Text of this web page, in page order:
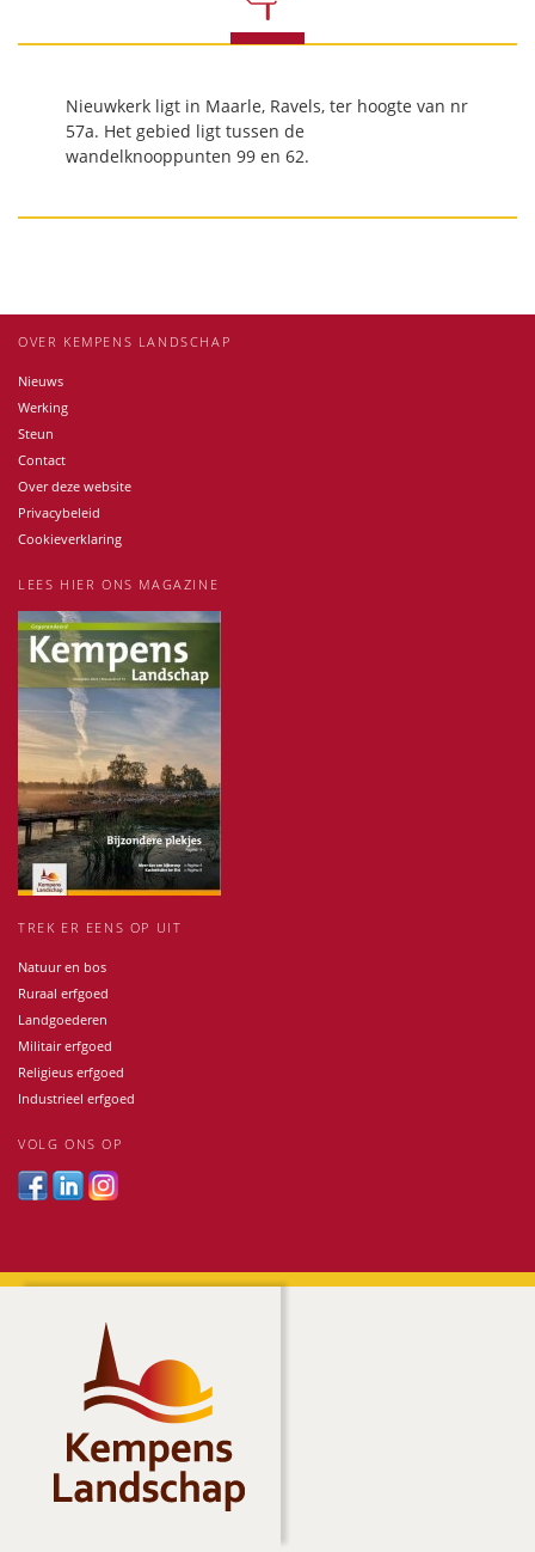
Nieuwkerk ligt in Maarle, Ravels, ter hoogte van nr
57a. Het gebied ligt tussen de
wandelknooppunten 99 en 62.
OVER KEMPENS LANDSCHAP
Nieuws
Werking
Steun
Contact
Over deze website
Privacybeleid
Cookieverklaring
LEES HIER ONS MAGAZINE
TREK ER EENS OP UIT
Natuur en bos
Ruraal erfgoed
Landgoederen
Militair erfgoed
Religieus erfgoed
Industrieel erfgoed
VOLG ONS OP